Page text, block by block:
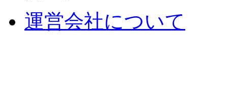
運営会社について